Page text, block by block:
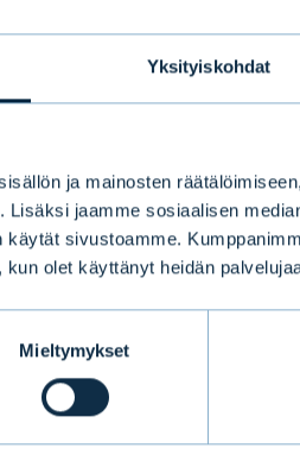
Yksityiskohdat
ja mainosten
Lisäksi jaamme sosiaalisen
sivustoamme.
olet käyttänyt heidän
Mieltymykset
yhtiöt. Poissulku
ja muihin fossiilisiin
arvoketjun.
Corporate Bond -
kerrottu, että rahaston